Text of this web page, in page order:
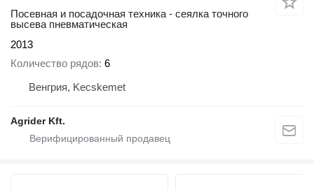
Посевная и посадочная техника - сеялка точного
высева пневматическая
2013
Количество рядов 6
Венгрия, Kecskemet
Agrider Kft.